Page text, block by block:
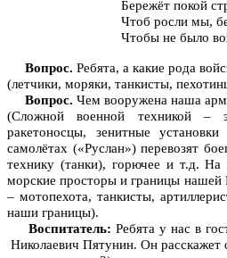
Бережёт покой
Чтоб росли мы, бед
Чтобы не было
Вопрос. Ребята, а какие рода
(летчики, моряки, танкисты,
Вопрос. Чем вооружена наша
(Сложной военной техникой –
ракетоносцы, зенитные
самолётах («Руслан») перевозят
технику (танки), горючее и т.д. На
морские просторы и границы нашей
– мотопехота, танкисты,
наши границы).
Воспитатель: Ребята у нас в
Николаевич Пятунин. Он расскажет